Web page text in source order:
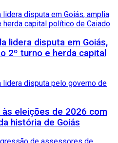
lidera disputa em Goiás,
2º turno e herda capital
às eleições de 2026 com
história de Goiás